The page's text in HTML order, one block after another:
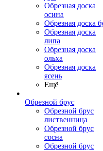
Обрезная доска
осина
Обрезная доска
Обрезная доска
липа
Обрезная доска
ольха
Обрезная доска
ясень
Ещё
Обрезной брус
Обрезной брус
лиственница
Обрезной брус
сосна
Обрезной брус